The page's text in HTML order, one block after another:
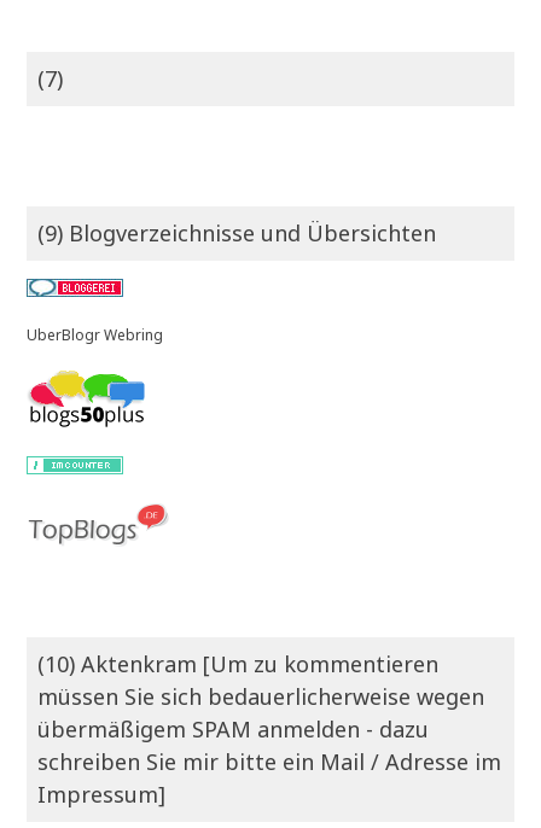
(7)
(9) Blogverzeichnisse und Übersichten
UberBlogr Webring
(10) Aktenkram [Um zu kommentieren
müssen Sie sich bedauerlicherweise wegen
übermäßigem SPAM anmelden - dazu
schreiben Sie mir bitte ein Mail / Adresse im
Impressum]